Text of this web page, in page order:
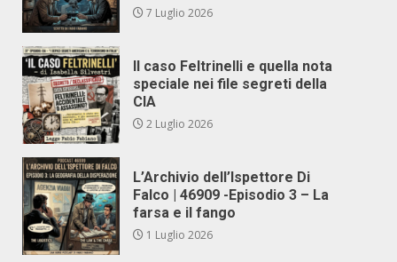
7 Luglio 2026
Il caso Feltrinelli e quella nota
speciale nei file segreti della
CIA
2 Luglio 2026
L’Archivio dell’Ispettore Di
Falco | 46909 -Episodio 3 – La
farsa e il fango
1 Luglio 2026